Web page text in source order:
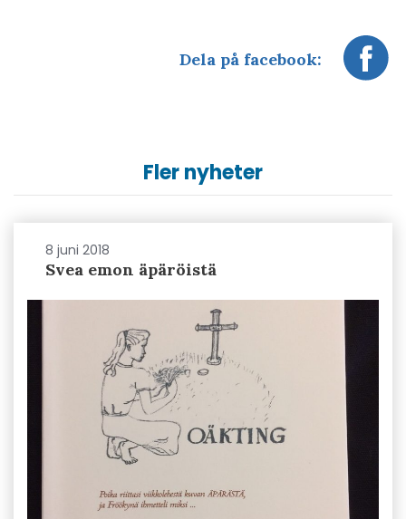
Dela på facebook:
Fler nyheter
8 juni 2018
Svea emon äpäröistä